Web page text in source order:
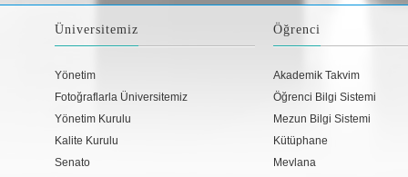
Üniversitemiz
Yönetim
Fotoğraflarla Üniversitemiz
Yönetim Kurulu
Kalite Kurulu
Senato
Öğrenci
Akademik Takvim
Öğrenci Bilgi Sistemi
Mezun Bilgi Sistemi
Kütüphane
Mevlana